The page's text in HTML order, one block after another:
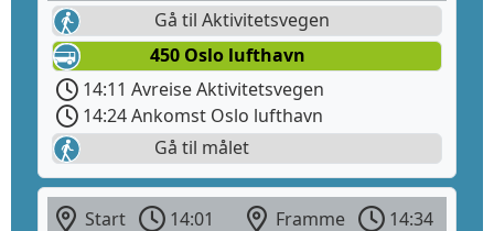
Gå til Aktivitetsvegen
450 Oslo lufthavn
14:11 Avreise Aktivitetsvegen
14:24 Ankomst Oslo lufthavn
Gå til målet
Start 14:01 Framme
14:34